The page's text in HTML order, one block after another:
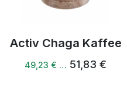
Activ Chaga Kaffee
49,23 € … 51,83 €